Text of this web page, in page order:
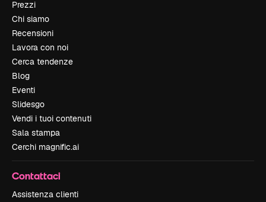
Prezzi
Chi siamo
Recensioni
Lavora con noi
Cerca tendenze
Blog
Eventi
Slidesgo
Vendi i tuoi contenuti
Sala stampa
Cerchi magnific.ai
Contattaci
Assistenza clienti